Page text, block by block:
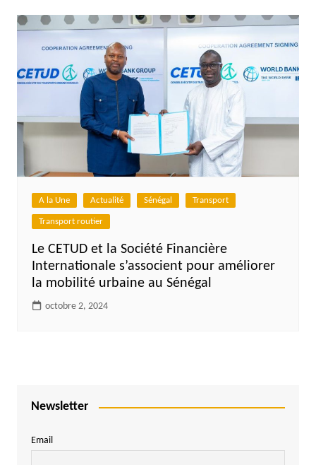
A la Une Actualité Sénégal Transport
Transport routier
Le CETUD et la Société Financière
Internationale s’associent pour améliorer
la mobilité urbaine au Sénégal
octobre 2, 2024
Newsletter
Email